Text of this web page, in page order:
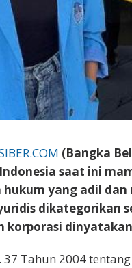
(Bangka
saat ini
yang adil
dikategorikan
korporasi
37 Tahun 2004